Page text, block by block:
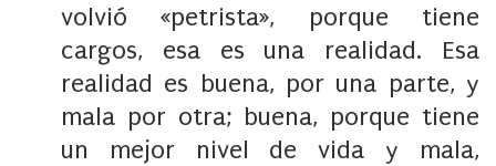
volvió «petrista», porque tiene
cargos, esa es una realidad. Esa
realidad es buena, por una parte, y
mala por otra; buena, porque tiene
un mejor nivel de vida y mala,